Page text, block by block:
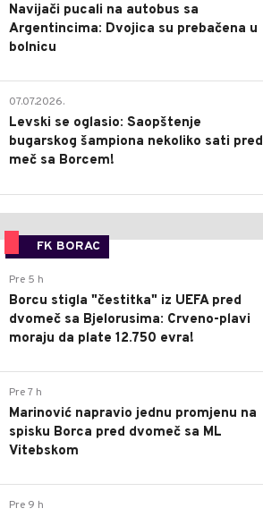
Navijači pucali na autobus sa
Argentincima: Dvojica su prebačena u
bolnicu
07.07.2026.
Levski se oglasio: Saopštenje
bugarskog šampiona nekoliko sati pred
meč sa Borcem!
FK BORAC
Pre 5 h
Borcu stigla "čestitka" iz UEFA pred
dvomeč sa Bjelorusima: Crveno-plavi
moraju da plate 12.750 evra!
Pre 7 h
Marinović napravio jednu promjenu na
spisku Borca pred dvomeč sa ML
Vitebskom
Pre 9 h